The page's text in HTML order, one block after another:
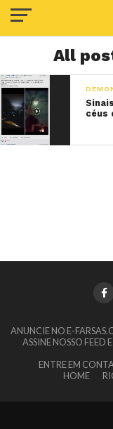
All
céus
ANUNCIE NO E-
ASSINE NOSSO
ENTRE EM
HOME